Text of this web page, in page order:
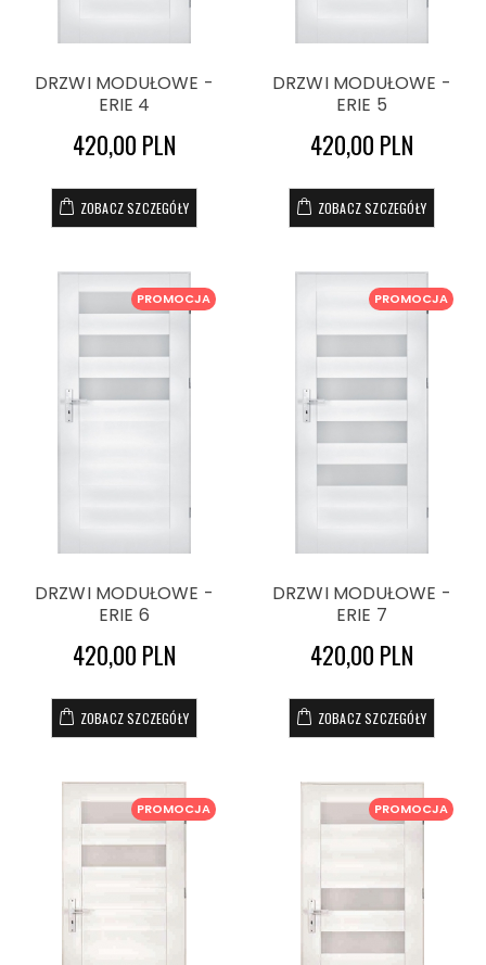
DRZWI MODUŁOWE -
ERIE 4
420,00 PLN
ZOBACZ SZCZEGÓŁY
DRZWI MODUŁOWE -
ERIE 5
420,00 PLN
ZOBACZ SZCZEGÓŁY
PROMOCJA
DRZWI MODUŁOWE -
ERIE 6
420,00 PLN
ZOBACZ SZCZEGÓŁY
PROMOCJA
DRZWI MODUŁOWE -
ERIE 7
420,00 PLN
ZOBACZ SZCZEGÓŁY
PROMOCJA PROMOCJA